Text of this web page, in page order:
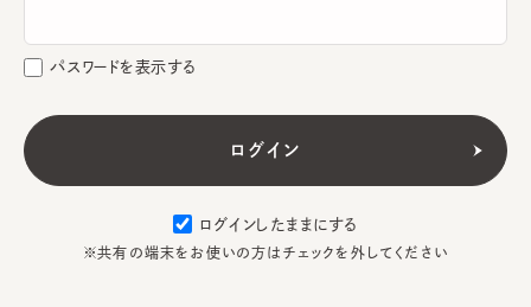
パスワードを表示する
ログインしたままにする
※共有の端末をお使いの方はチェックを外してください